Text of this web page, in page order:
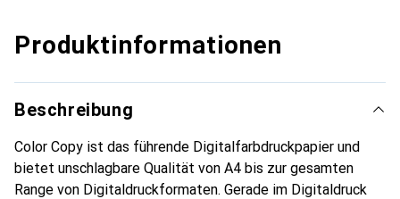
Produktinformationen
Beschreibung
Color Copy ist das führende Digitalfarbdruckpapier und
bietet unschlagbare Qualität von A4 bis zur gesamten
Range von Digitaldruckformaten. Gerade im Digitaldruck